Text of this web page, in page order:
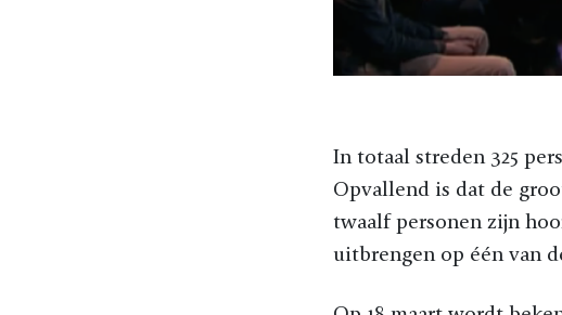
In totaal streden 325
Opvallend is dat de
twaalf personen zijn
uitbrengen op één van